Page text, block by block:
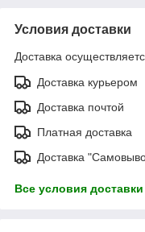
Условия доставки
Доставка
Доставка курьером
Доставка почтой
Платная доставка
Доставка
Все условия доставки